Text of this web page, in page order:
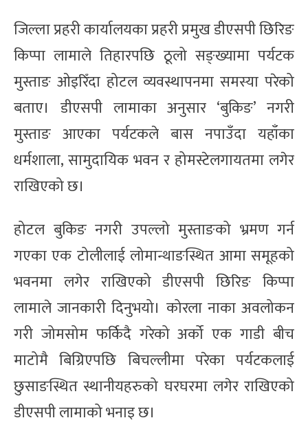
जिल्ला प्रहरी कार्यालयका प्रहरी प्रमुख डीएसपी छिरिङ
किप्पा लामाले तिहारपछि ठूलो सङ्ख्यामा पर्यटक
मुस्ताङ ओइरिँदा होटल व्यवस्थापनमा समस्या परेको
बताए। डीएसपी लामाका अनुसार ‘बुकिङ’ नगरी
मुस्ताङ आएका पर्यटकले बास नपाउँदा यहाँका
धर्मशाला, सामुदायिक भवन र होमस्टेलगायतमा लगेर
राखिएको छ।
होटल बुकिङ नगरी उपल्लो मुस्ताङको भ्रमण गर्न
गएका एक टोलीलाई लोमान्थाङस्थित आमा समूहको
भवनमा लगेर राखिएको डीएसपी छिरिङ किप्पा
लामाले जानकारी दिनुभयो। कोरला नाका अवलोकन
गरी जोमसोम फर्किदै गरेको अर्को एक गाडी बीच
माटोमै बिग्रिएपछि बिचल्लीमा परेका पर्यटकलाई
छुसाङस्थित स्थानीयहरुको घरघरमा लगेर राखिएको
डीएसपी लामाको भनाइ छ।